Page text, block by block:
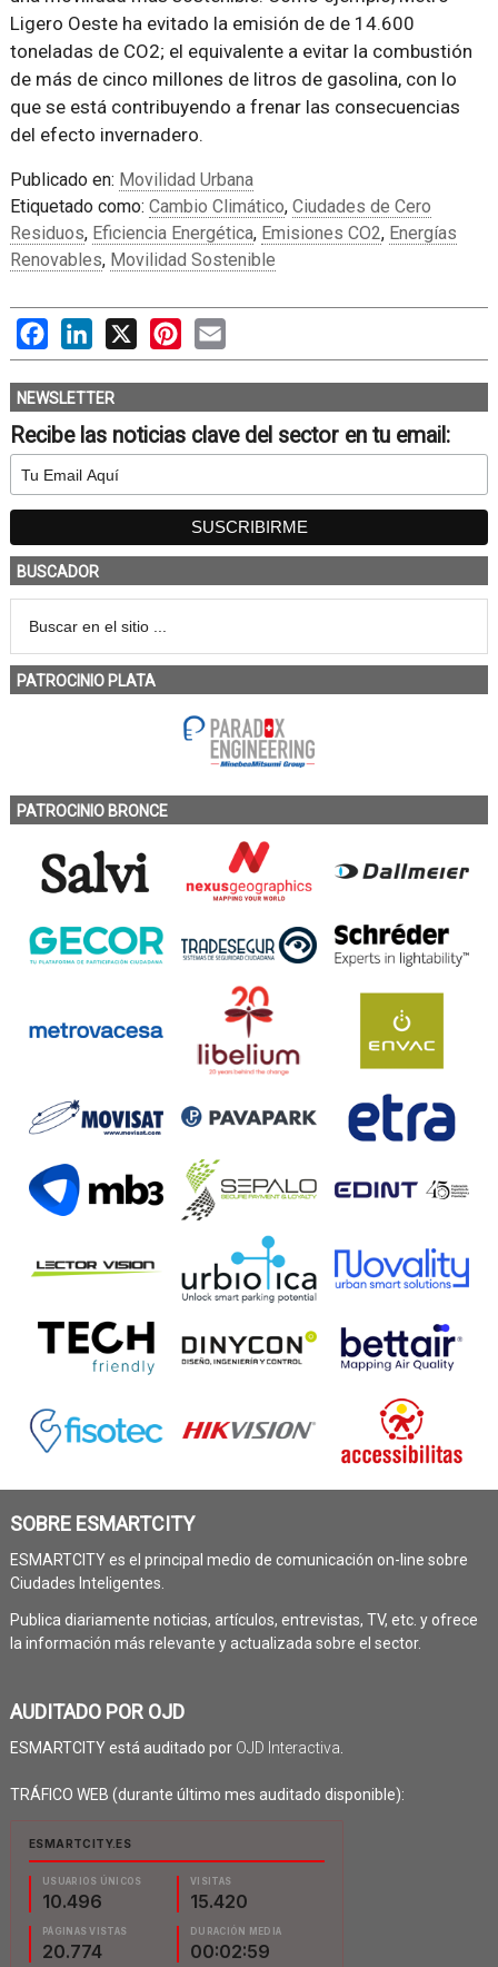
Ligero Oeste ha evitado la emisión de de 14.600
toneladas de CO2; el equivalente a evitar la combustión
de más de cinco millones de litros de gasolina, con lo
que se está contribuyendo a frenar las consecuencias
del efecto invernadero.
Publicado en: Movilidad Urbana
Etiquetado como: Cambio Climático, Ciudades de Cero
Residuos, Eficiencia Energética, Emisiones CO2, Energías
Renovables, Movilidad Sostenible
FacebookLinkedIn
X PinterestEmail
NEWSLETTER
Recibe las noticias clave del sector en tu email:
BUSCADOR
PATROCINIO PLATA
PATROCINIO BRONCE
SOBRE ESMARTCITY
ESMARTCITY es el principal medio de comunicación on-line sobre
Ciudades Inteligentes.
Publica diariamente noticias, artículos, entrevistas, TV, etc. y ofrece
la información más relevante y actualizada sobre el sector.
AUDITADO POR OJD
ESMARTCITY está auditado por OJD Interactiva
TRÁFICO WEB (durante último mes auditado disponible):